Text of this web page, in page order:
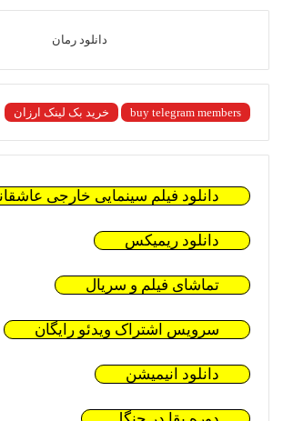
دانلود رمان
buy telegram members خرید بک لینک ارزان
دانلود فیلم سینمایی خارجی
دانلود ریمیکس
تماشای فیلم و سریال
سرویس اشتراک ویدئو رایگان
دانلود انیمیشن